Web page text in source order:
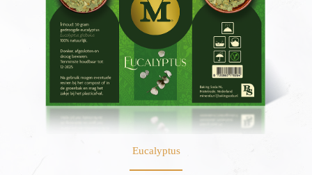
Eucalyptus